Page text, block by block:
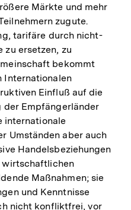
Märkte und mehr
zugute.
tarifäre durch nicht-
zu ersetzen, zu
bekommt
Internationalen
Einfluß auf die
Empfängerländer
internationale
Umständen aber auch
Handelsbeziehungen
wirtschaftlichen
Maßnahmen; sie
und Kenntnisse
nicht konfliktfrei, vor